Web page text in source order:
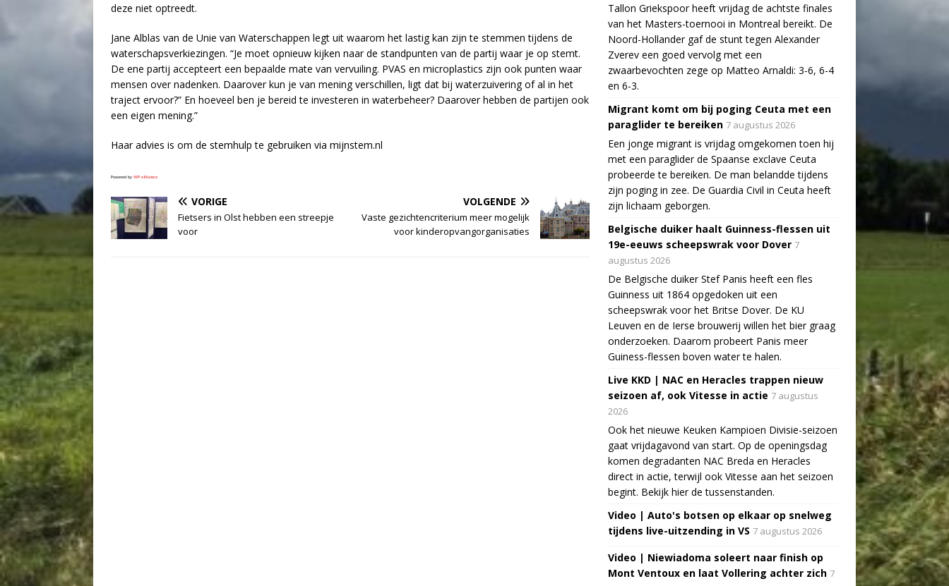
deze niet optreedt.
Jane Alblas van de Unie van Waterschappen legt uit waarom het lastig kan zijn te stemmen tijdens de
waterschapsverkiezingen. “Je moet opnieuw kijken naar de standpunten van de partij waar je op stemt.
De ene partij accepteert een bepaalde mate van vervuiling. PVAS en microplastics zijn ook punten waar
mensen over nadenken. Daarover kun je van mening verschillen, ligt dat bij waterzuivering of al in het
traject ervoor?” En hoeveel ben je bereid te investeren in waterbeheer? Daarover hebben de partijen ook
een eigen mening.”
Haar advies is om de stemhulp te gebruiken via mijnstem.nl
Powered by WPeMatico
VORIGE
Fietsers in Olst hebben een streepje
voor
VOLGENDE
Vaste gezichtencriterium meer mogelijk
voor kinderopvangorganisaties
Tallon Griekspoor heeft vrijdag de achtste finales
van het Masters-toernooi in Montreal bereikt. De
Noord-Hollander gaf de stunt tegen Alexander
Zverev een goed vervolg met een
zwaarbevochten zege op Matteo Arnaldi: 3-6, 6-4
en 6-3.
Migrant komt om bij poging Ceuta met een
paraglider te bereiken 7 augustus 2026
Een jonge migrant is vrijdag omgekomen toen hij
met een paraglider de Spaanse exclave Ceuta
probeerde te bereiken. De man belandde tijdens
zijn poging in zee. De Guardia Civil in Ceuta heeft
zijn lichaam geborgen.
Belgische duiker haalt Guinness-flessen uit
19e-eeuws scheepswrak voor Dover 7
augustus 2026
De Belgische duiker Stef Panis heeft een fles
Guinness uit 1864 opgedoken uit een
scheepswrak voor het Britse Dover. De KU
Leuven en de Ierse brouwerij willen het bier graag
onderzoeken. Daarom probeert Panis meer
Guiness-flessen boven water te halen.
Live KKD | NAC en Heracles trappen nieuw
seizoen af, ook Vitesse in actie 7 augustus
2026
Ook het nieuwe Keuken Kampioen Divisie-seizoen
gaat vrijdagavond van start. Op de openingsdag
komen degradanten NAC Breda en Heracles
direct in actie, terwijl ook Vitesse aan het seizoen
begint. Bekijk hier de tussenstanden.
Video | Auto's botsen op elkaar op snelweg
tijdens live-uitzending in VS 7 augustus 2026
Video | Niewiadoma soleert naar finish op
Mont Ventoux en laat Vollering achter zich 7